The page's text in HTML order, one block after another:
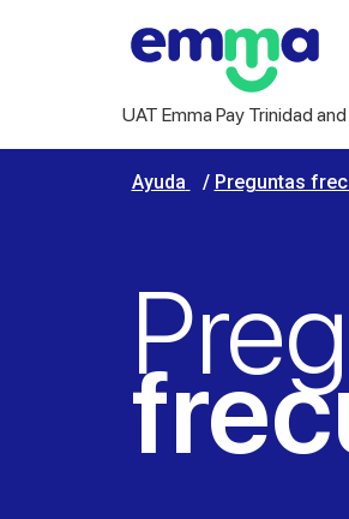
UAT Emma Pay Trinidad
Ayuda / Preguntas